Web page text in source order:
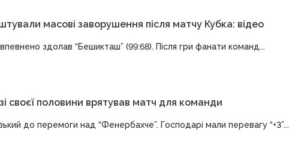
масові заворушення після матчу Кубка: відео
здолав “Бешикташ” (99:68). Після гри фанати команд...
своєї половини врятував матч для команди
до перемоги над “Фенербахче”. Господарі мали перевагу “+3”...